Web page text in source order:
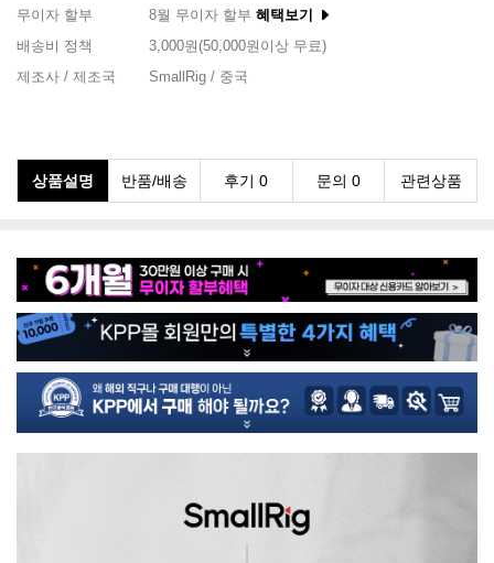
무이자 할부
8월 무이자 할부 혜택보기
배송비 정책
3,000원(50,000원이상 무료)
제조사 / 제조국
SmallRig / 중국
상품설명 반품/배송 후기 0 문의 0 관련상품